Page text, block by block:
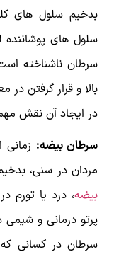
بدخیم سلول های
سلول های پوشاننده
سرطان ناشناخته
بالا و قرار گرفتن
در ایجاد آن نقش
سرطان بیضه:
مردان در سنی،
بیضه، درد یا تورم
پرتو درمانی و
سرطان در کسانی که